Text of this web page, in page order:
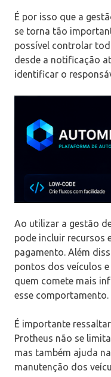
É por isso que a
se torna tão
possível controlar
desde a notificação
identificar o
Ao utilizar a gestão
pode incluir recursos
pagamento. Além
pontos dos veículos
quem comete mais
esse comportamento.
É importante
Protheus não se
mas também ajuda
manutenção dos